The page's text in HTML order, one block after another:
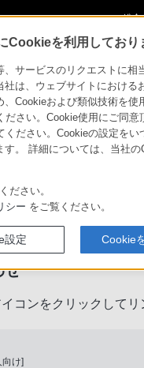
総合
関するサ
せ
コンをクリックして
向け]
Cookieを利用しており
サービスのリクエストに
は、ウェブサイトにおけ
Cookieおよび類似技術を
さい。Cookie使用にご同
ださい。Cookieの設定を
。 詳細については、当社
ださい。
シー をご覧ください。
設定 Cookie